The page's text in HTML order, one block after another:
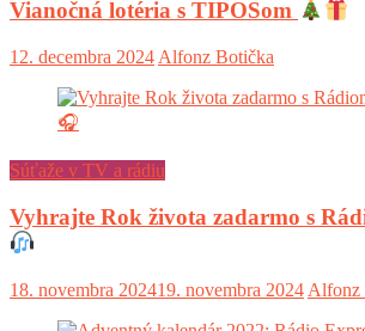
Vianočná lotéria s TIPOSom
12. decembra 2024 Alfonz Botička
Súťaže v TV a rádiu
Vyhrajte Rok života zadarmo s
18. novembra 202419. novembra 2024 Alfonz